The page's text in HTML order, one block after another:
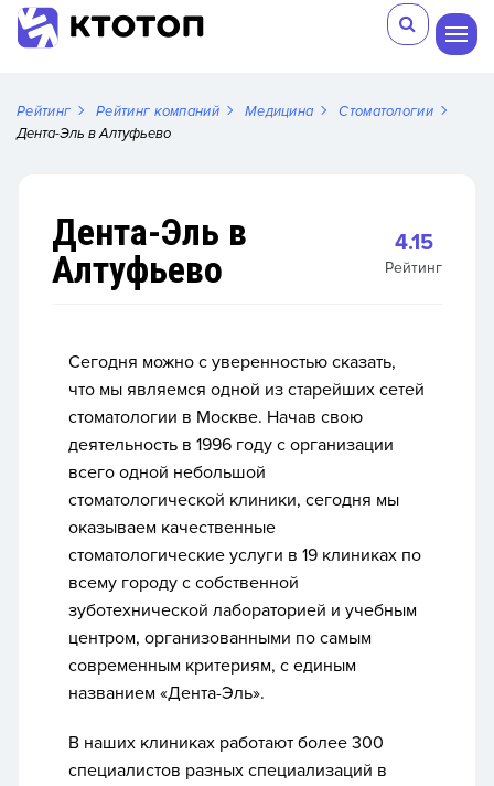
Рейтинг Рейтинг компаний Медицина
Стоматологии
Дента-Эль в Алтуфьево
Дента-Эль в
Алтуфьево
4.15
Рейтинг
Сегодня можно с уверенностью сказать,
что мы являемся одной из старейших сетей
стоматологии в Москве. Начав свою
деятельность в 1996 году с организации
всего одной небольшой
стоматологической клиники, сегодня мы
оказываем качественные
стоматологические услуги в 19 клиниках по
всему городу с собственной
зуботехнической лабораторией и учебным
центром, организованными по самым
современным критериям, с единым
названием «Дента-Эль».
В наших клиниках работают более 300
специалистов разных специализаций в